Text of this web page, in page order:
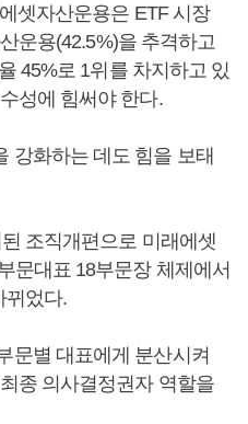
셋자산운용은 ETF 시장
운용(42.5%)을 추격하고
45%로 1위를 차지하고 있
성에 힘써야 한다.
강화하는 데도 힘을 보태
조직개편으로 미래에셋
문대표 18부문장 체제에서
뀌었다.
문별 대표에게 분산시켜
종 의사결정권자 역할을